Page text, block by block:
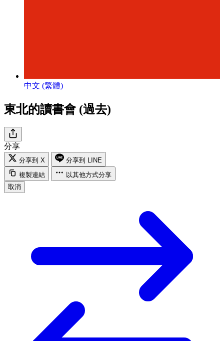
中文 (繁體)
東北的讀書會 (過去)
分享
分享到 X
分享到 LINE
複製連結
以其他方式分享
取消